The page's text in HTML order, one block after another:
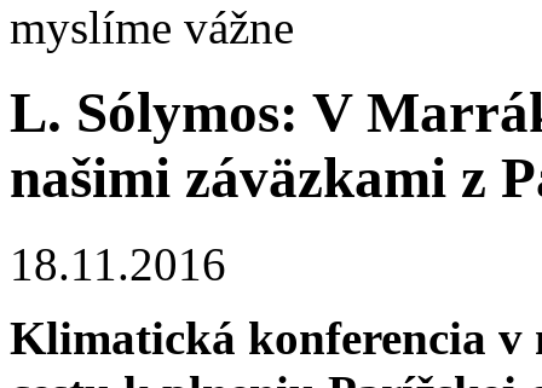
myslíme vážne
L. Sólymos: V
našimi záväzkami z
18.11.2016
Klimatická konferencia